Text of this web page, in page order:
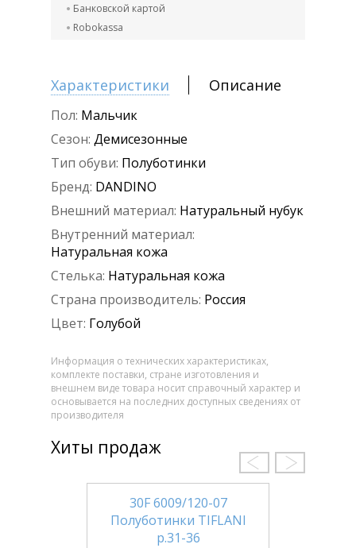
Банковской картой
Robokassa
Характеристики Описание
Пол: Мальчик
Сезон: Демисезонные
Тип обуви: Полуботинки
Бренд: DANDINO
Внешний материал: Натуральный нубук
Внутренний материал:
Натуральная кожа
Стелька: Натуральная кожа
Страна производитель: Россия
Цвет: Голубой
Информация о технических характеристиках,
комплекте поставки, стране изготовления и
внешнем виде товара носит справочный характер и
основывается на последних доступных сведениях от
производителя
Хиты продаж
30F 6009/120-07
Полуботинки TIFLANI
р.31-36